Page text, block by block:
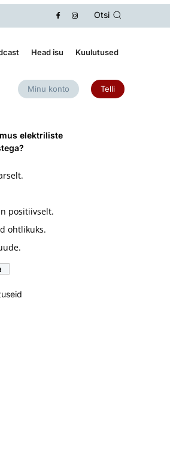
Otsi
Head isu Kuulutused
Minu konto Telli
elektriliste
positiivselt.
ohtlikuks.